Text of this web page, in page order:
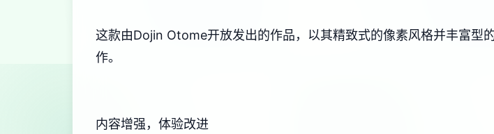
这款由Dojin Otome开放发出的作品，以其精致式的像素风格并丰富
作。
内容增强，体验改进